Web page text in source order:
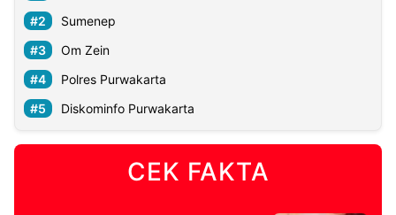
Sumenep
Om Zein
Polres Purwakarta
Diskominfo Purwakarta
CEK FAKTA